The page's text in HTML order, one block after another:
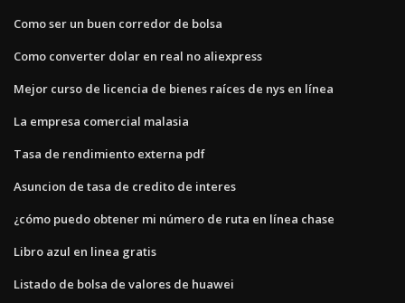
Como ser un buen corredor de bolsa
Como converter dolar en real no aliexpress
Mejor curso de licencia de bienes raíces de nys en línea
La empresa comercial malasia
Tasa de rendimiento externa pdf
Asuncion de tasa de credito de interes
¿cómo puedo obtener mi número de ruta en línea chase
Libro azul en linea gratis
Listado de bolsa de valores de huawei